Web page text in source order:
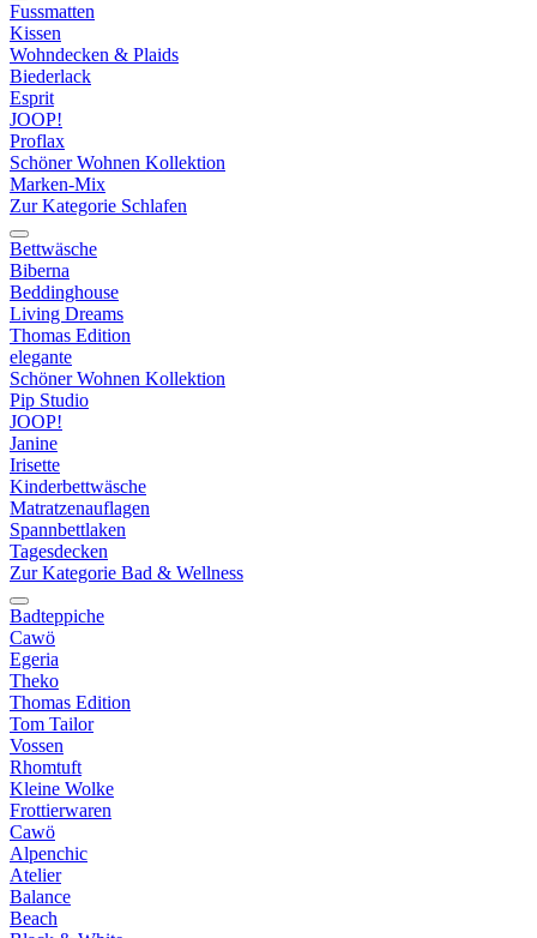
Fussmatten
Kissen
Wohndecken & Plaids
Biederlack
Esprit
JOOP!
Proflax
Schöner Wohnen Kollektion
Marken-Mix
Zur Kategorie Schlafen
Bettwäsche
Biberna
Beddinghouse
Living Dreams
Thomas Edition
elegante
Schöner Wohnen Kollektion
Pip Studio
JOOP!
Janine
Irisette
Kinderbettwäsche
Matratzenauflagen
Spannbettlaken
Tagesdecken
Zur Kategorie Bad & Wellness
Badteppiche
Cawö
Egeria
Theko
Thomas Edition
Tom Tailor
Vossen
Rhomtuft
Kleine Wolke
Frottierwaren
Cawö
Alpenchic
Atelier
Balance
Beach